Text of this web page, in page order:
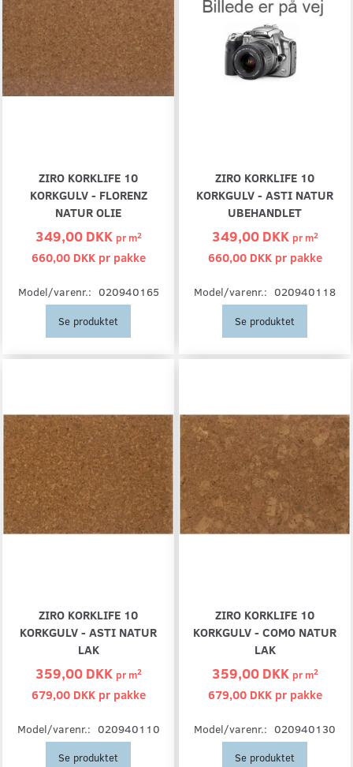
ZIRO KORKLIFE 10
KORKGULV - FLORENZ
NATUR OLIE
349,00 DKK prm2
660,00 DKK pr pakke
Model/varenr.: 020940165
Se produktet
ZIRO KORKLIFE 10
KORKGULV - ASTI NATUR
UBEHANDLET
349,00 DKK prm2
660,00 DKK pr pakke
Model/varenr.: 020940118
Se produktet
ZIRO KORKLIFE 10
KORKGULV - ASTI NATUR
LAK
359,00 DKK prm2
679,00 DKK pr pakke
Model/varenr.: 020940110
Se produktet
ZIRO KORKLIFE 10
KORKGULV - COMO NATUR
LAK
359,00 DKK prm2
679,00 DKK pr pakke
Model/varenr.: 020940130
Se produktet